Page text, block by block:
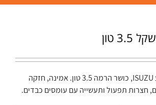
מלגזת דיזל Goodsense FD30 עם מנוע ISUZU, כושר הרמה 3.5 טון. אמינה, חזקה
חצרות תפעול ותעשייה עם עומסים כבדים.